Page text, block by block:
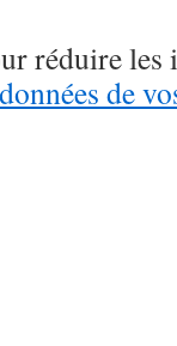
réduire les
de